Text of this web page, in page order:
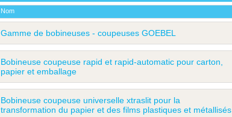
Nom
Gamme de bobineuses - coupeuses GOEBEL
Bobineuse coupeuse rapid et rapid-automatic pour carton,
papier et emballage
Bobineuse coupeuse universelle xtraslit pour la
transformation du papier et des films plastiques et métallisés